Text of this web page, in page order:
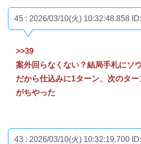
45 : 2026/03/10(火) 10:32:48.858
>>39
案外回らなくない？結局手札にソ
だから仕込みに1ターン、次のター
がちやった
43 : 2026/03/10(火) 10:32:19.700